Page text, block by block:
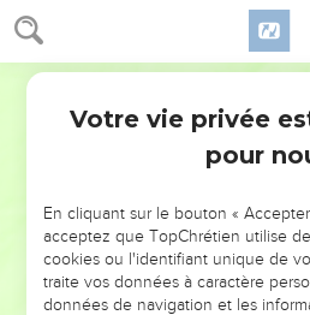
NE MANQUEZ PAS
DE
ET SI LEURS ERREURS
VOTRES ?
Votre vie privée
pour
En cliquant sur le bouton «
acceptez que TopChrétien utilise
cookies ou l'identifiant unique de
traite vos données à caractère
données de navigation et les